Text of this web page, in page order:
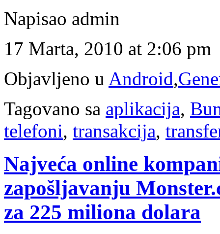
Napisao admin
17 Marta, 2010 at 2:06 pm
Objavljeno u Android,
Tagovano sa aplikacija,
telefoni, transakcija,
Najveća online
zapošljavanju
za 225 miliona dolara